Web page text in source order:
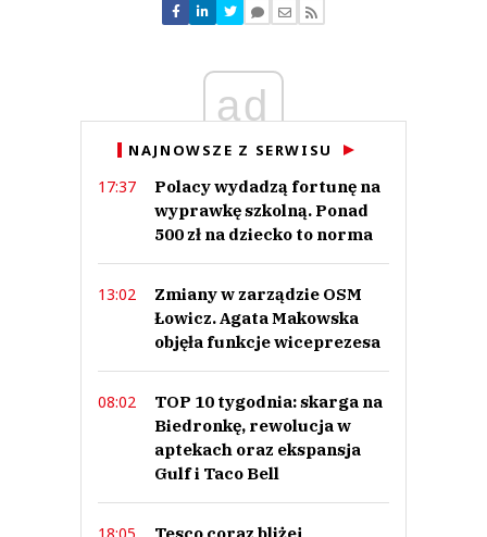
Nie znaleziono komentarzy
Zostaw swoje komentarze
Anuluj
ad
NAJNOWSZE Z SERWISU
17:37
Polacy wydadzą fortunę na
wyprawkę szkolną. Ponad
500 zł na dziecko to norma
13:02
Zmiany w zarządzie OSM
Łowicz. Agata Makowska
objęła funkcje wiceprezesa
08:02
TOP 10 tygodnia: skarga na
Biedronkę, rewolucja w
aptekach oraz ekspansja
Gulf i Taco Bell
Tesco coraz bliżej